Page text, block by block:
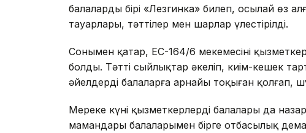
балалардың бірі «Лезгинка» билеп, осылай өз
тауарлары, тәттілер мен шарлар үлестірілді.
Сонымен қатар, ЕС-164/6 мекемесінің
болды. Тәтті сыйлықтар әкеліп, киім-кешек
әйелдердің балаларға арнайы тоқыған қолғап,
Мереке күні қызметкерлердің балалары да
мамандары балаларымен бірге отбасылық